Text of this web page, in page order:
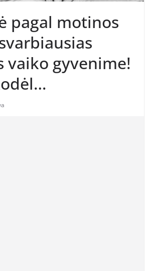
pagal motinos
vaiko gyvenime!